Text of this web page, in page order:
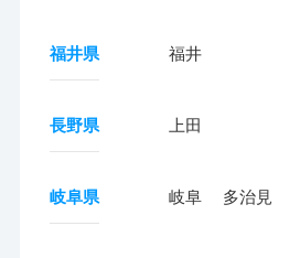
福井県 福井
長野県 上田
岐阜県 岐阜 多治見